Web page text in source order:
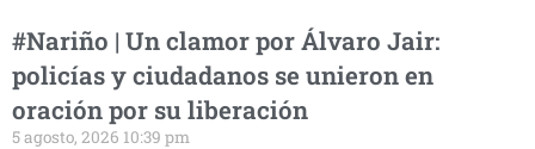
#Nariño | Un clamor por Álvaro Jair:
policías y ciudadanos se unieron en
oración por su liberación
5 agosto, 2026 10:39 pm